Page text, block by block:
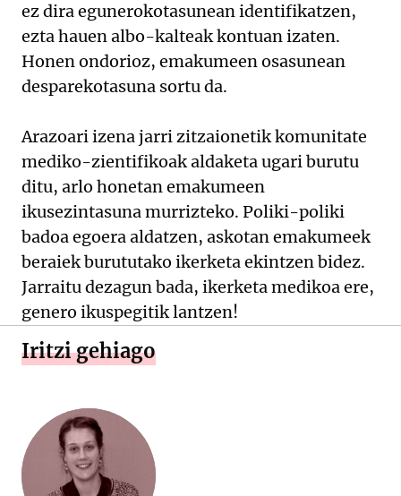
ez dira egunerokotasunean identifikatzen,
ezta hauen albo-kalteak kontuan izaten.
Honen ondorioz, emakumeen osasunean
desparekotasuna sortu da.
Arazoari izena jarri zitzaionetik komunitate
mediko-zientifikoak aldaketa ugari burutu
ditu, arlo honetan emakumeen
ikusezintasuna murrizteko. Poliki-poliki
badoa egoera aldatzen, askotan emakumeek
beraiek burututako ikerketa ekintzen bidez.
Jarraitu dezagun bada, ikerketa medikoa ere,
genero ikuspegitik lantzen!
Iritzi gehiago